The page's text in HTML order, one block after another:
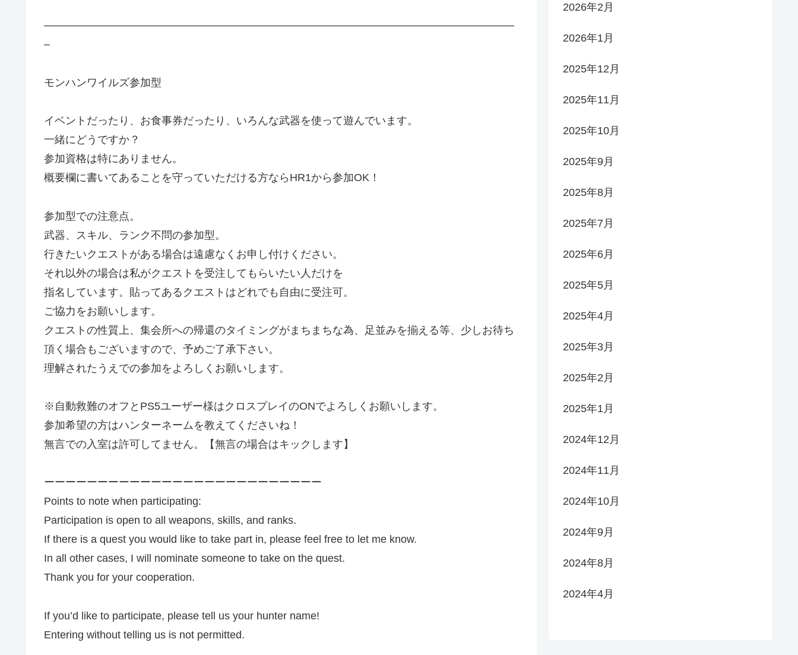
————————————————————————————————————————————
–
モンハンワイルズ参加型
イベントだったり、お食事券だったり、いろんな武器を使って遊んでいます。
一緒にどうですか？
参加資格は特にありません。
概要欄に書いてあることを守っていただける方ならHR1から参加OK！
参加型での注意点。
武器、スキル、ランク不問の参加型。
行きたいクエストがある場合は遠慮なくお申し付けください。
それ以外の場合は私がクエストを受注してもらいたい人だけを
指名しています。貼ってあるクエストはどれでも自由に受注可。
ご協力をお願いします。
クエストの性質上、集会所への帰還のタイミングがまちまちな為、足並みを揃える等、少しお待ち
頂く場合もございますので、予めご了承下さい。
理解されたうえでの参加をよろしくお願いします。
※自動救難のオフとPS5ユーザー様はクロスプレイのONでよろしくお願いします。
参加希望の方はハンターネームを教えてくださいね！
無言での入室は許可してません。【無言の場合はキックします】
ーーーーーーーーーーーーーーーーーーーーーーーーーー
Points to note when participating:
Participation is open to all weapons, skills, and ranks.
If there is a quest you would like to take part in, please feel free to let me know.
In all other cases, I will nominate someone to take on the quest.
Thank you for your cooperation.
If you’d like to participate, please tell us your hunter name!
Entering without telling us is not permitted.
2026年2月
2026年1月
2025年12月
2025年11月
2025年10月
2025年9月
2025年8月
2025年7月
2025年6月
2025年5月
2025年4月
2025年3月
2025年2月
2025年1月
2024年12月
2024年11月
2024年10月
2024年9月
2024年8月
2024年4月